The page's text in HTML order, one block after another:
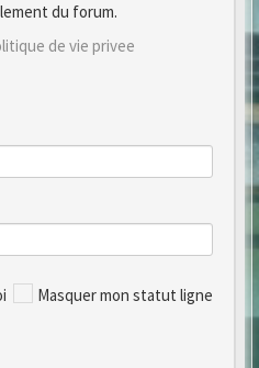
du forum.
de vie privee
Masquer mon statut ligne